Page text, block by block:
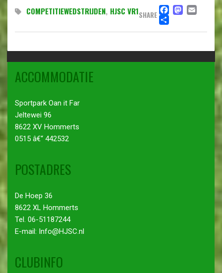
COMPETITIEWEDSTRIJDEN, HJSC VR1SHARE DELEN
ACCOMMODATIE
Sportpark Oan it Far
Jeltewei 96
8622 XV Hommerts
0515 â€“ 442532
POSTADRES
De Hoep 36
8622 XL Hommerts
Tel. 06-51187244
E-mail: Info@HJSC.nl
CLUBINFO